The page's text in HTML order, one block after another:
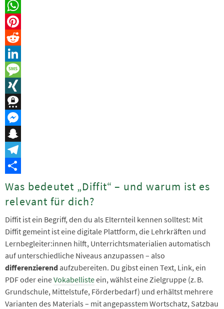
Email
WhatsApp
Pinterest
Reddit
LinkedIn
Message
XING
Threema
Messenger
Snapchat
Telegram
Teilen
Was bedeutet „Diffit“ – und warum ist es
relevant für dich?
Diffit ist ein Begriff, den du als Elternteil kennen solltest: Mit
Diffit gemeint ist eine digitale Plattform, die Lehrkräften und
Lernbegleiter:innen hilft, Unterrichtsmaterialien automatisch
auf unterschiedliche Niveaus anzupassen – also
differenzierend aufzubereiten. Du gibst einen Text, Link, ein
PDF oder eineVokabellisteein, wählst eine Zielgruppe (z. B.
Grundschule, Mittelstufe, Förder­bedarf) und erhältst mehrere
Varianten des Materials – mit angepasstem Wortschatz, Satzbau